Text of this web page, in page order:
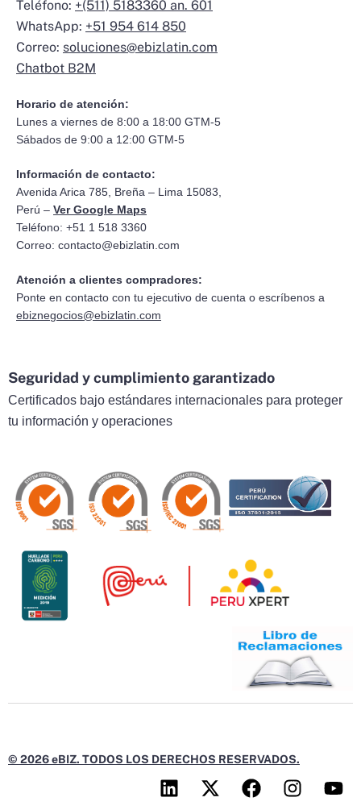
Teléfono: +(511) 5183360 an. 601
WhatsApp: +51 954 614 850
Correo: soluciones@ebizlatin.com
Chatbot B2M
Horario de atención:
Lunes a viernes de 8:00 a 18:00 GTM-5
Sábados de 9:00 a 12:00 GTM-5
Información de contacto:
Avenida Arica 785, Breña – Lima 15083,
Perú – Ver Google Maps
Teléfono: +51 1 518 3360
Correo: contacto@ebizlatin.com
Atención a clientes compradores:
Ponte en contacto con tu ejecutivo de cuenta o escríbenos a
ebiznegocios@ebizlatin.com
Seguridad y cumplimiento garantizado
Certificados bajo estándares internacionales para proteger
tu información y operaciones
© 2026 eBIZ. TODOS LOS DERECHOS RESERVADOS.
L
i
X
-
F
a
I
n
Y
o